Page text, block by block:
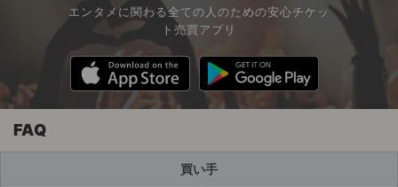
エンタメに関わる全ての人のための安心チケッ
ト売買アプリ
FAQ
買い手